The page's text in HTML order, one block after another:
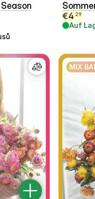
€4 29
Auf
MIX